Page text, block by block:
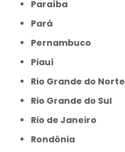
Paraíba
Pará
Pernambuco
Piauí
Rio Grande do Norte
Rio Grande do Sul
Rio de Janeiro
Rondônia